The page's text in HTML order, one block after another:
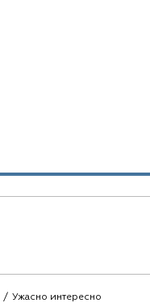
Ужасно интересно